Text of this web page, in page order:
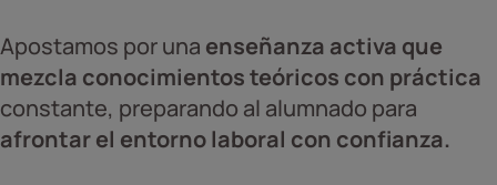
Apostamos por una enseñanza activa que
mezcla conocimientos teóricos con práctica
constante, preparando al alumnado para
afrontar el entorno laboral con confianza.